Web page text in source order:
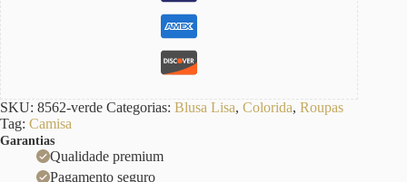
SKU: 8562-verde Categorias: Blusa Lisa, Colorida, Roupas
Tag: Camisa
Garantias
Qualidade premium
Pagamento seguro